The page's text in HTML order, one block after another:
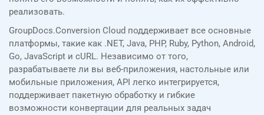
реализовать.
GroupDocs.Conversion Cloud поддерживает все основные
платформы, такие как .NET, Java, PHP, Ruby, Python, Android,
Go, JavaScript и cURL. Независимо от того,
разрабатываете ли вы веб-приложения, настольные или
мобильные приложения, API легко интегрируется,
поддерживает пакетную обработку и гибкие
возможности конвертации для реальных задач